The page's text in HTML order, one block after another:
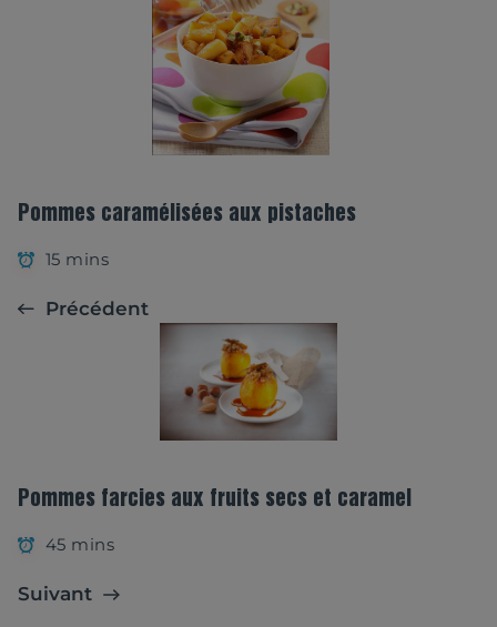
Pommes caramélisées aux pistaches
15 mins
Précédent
Pommes farcies aux fruits secs et caramel
45 mins
Suivant